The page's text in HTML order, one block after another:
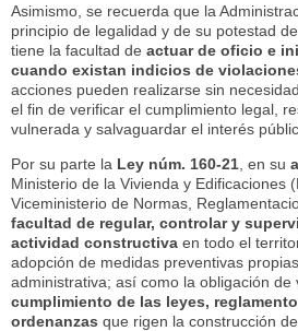
Asimismo, se recuerda que la
principio de legalidad y de su potestad
tiene la facultad de actuar de oficio e
cuando existan indicios de
acciones pueden realizarse sin
el fin de verificar el cumplimiento legal,
vulnerada y salvaguardar el interés
Por su parte la Ley núm. 160-21 , en su
Ministerio de la Vivienda y Edificaciones
Viceministerio de Normas,
facultad de regular, controlar y
actividad constructiva en todo el
adopción de medidas preventivas
administrativa; así como la obligación de
cumplimiento de las leyes,
ordenanzas que rigen la construcción